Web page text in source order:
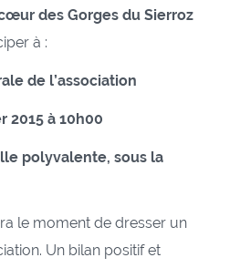
des Gorges du Sierroz
à :
de l’association
2015 à 10h00
polyvalente, sous la
le moment de dresser un
Un bilan positif et